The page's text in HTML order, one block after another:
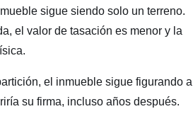
sigue siendo solo un terreno.
el valor de tasación es menor y la
el inmueble sigue figurando a
su firma, incluso años después.